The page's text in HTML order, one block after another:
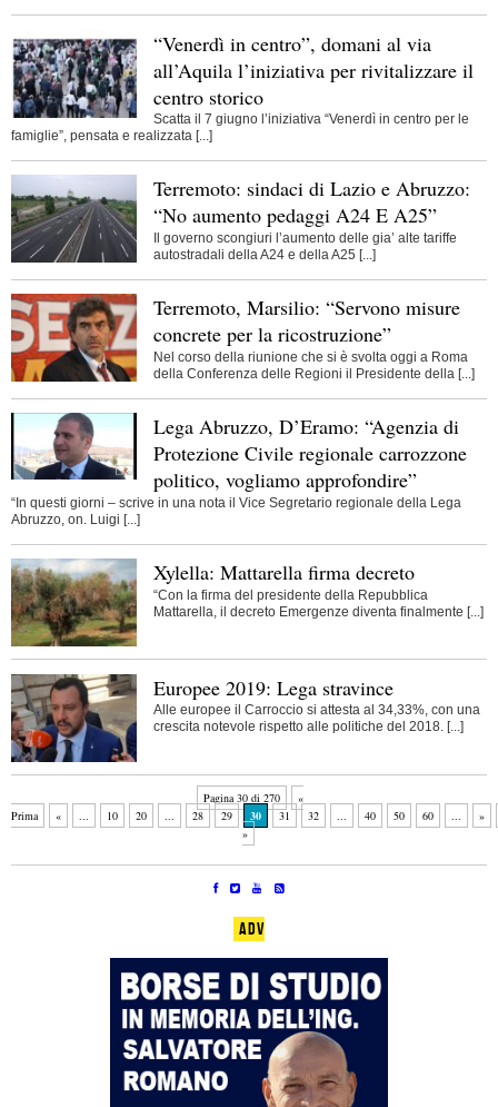
“Venerdì in centro”, domani al via
all’Aquila l’iniziativa per rivitalizzare il
centro storico
Scatta il 7 giugno l’iniziativa “Venerdì in centro per le
famiglie”, pensata e realizzata [...]
Terremoto: sindaci di Lazio e Abruzzo:
“No aumento pedaggi A24 E A25”
Il governo scongiuri l’aumento delle gia’ alte tariffe
autostradali della A24 e della A25 [...]
Terremoto, Marsilio: “Servono misure
concrete per la ricostruzione”
Nel corso della riunione che si è svolta oggi a Roma
della Conferenza delle Regioni il Presidente della [...]
Lega Abruzzo, D’Eramo: “Agenzia di
Protezione Civile regionale carrozzone
politico, vogliamo approfondire”
“In questi giorni – scrive in una nota il Vice Segretario regionale della Lega
Abruzzo, on. Luigi [...]
Xylella: Mattarella firma decreto
“Con la firma del presidente della Repubblica
Mattarella, il decreto Emergenze diventa finalmente [...]
Europee 2019: Lega stravince
Alle europee il Carroccio si attesta al 34,33%, con una
crescita notevole rispetto alle politiche del 2018. [...]
Pagina 30 di 270
«
Prima
« ... 10 20 ... 28 29 30 31 32 ... 40 50 60 ...
»
»
ADV